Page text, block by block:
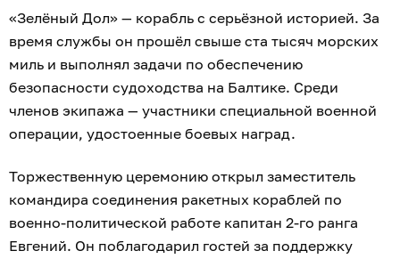
«Зелёный Дол» — корабль с серьёзной историей. За
время службы он прошёл свыше ста тысяч морских
миль и выполнял задачи по обеспечению
безопасности судоходства на Балтике. Среди
членов экипажа — участники специальной военной
операции, удостоенные боевых наград.
Торжественную церемонию открыл заместитель
командира соединения ракетных кораблей по
военно-политической работе капитан 2-го ранга
Евгений. Он поблагодарил гостей за поддержку